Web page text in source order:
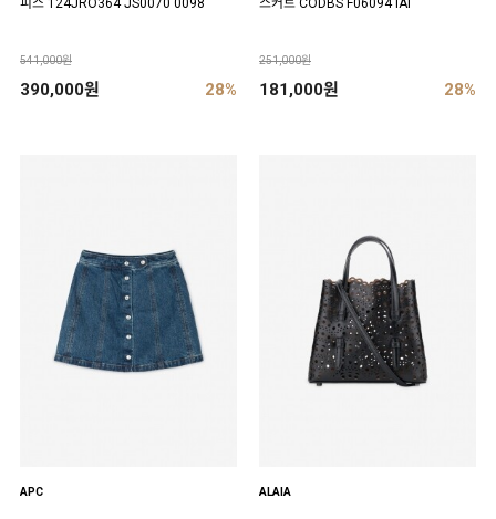
피스 124JRO364 JS0070 0098
541,000원
390,000원 28%
스커트 CODBS F06094 IAI
251,000원
181,000원 28%
APC ALAIA